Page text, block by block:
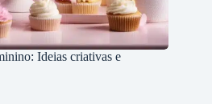
Ideias criativas e